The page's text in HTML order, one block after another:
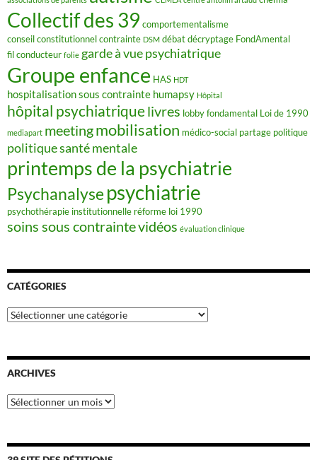
Collectif des 39 comportementalisme
conseil constitutionnelcontrainte DSM débatdécryptage FondAmental
fil conducteur folie garde à vue psychiatrique
Groupe enfance HAS HDT
hospitalisation sous contrainte humapsy Hôpital
hôpital psychiatriquelivres lobby fondamental Loi de 1990
mediapart meetingmobilisation médico-social partage politique
politique santé mentale
printemps de la psychiatrie
Psychanalyse psychiatrie
psychothérapie institutionnelle réforme loi 1990
soins sous contraintevidéos évaluation clinique
CATÉGORIES
Catégories
ARCHIVES
Archives